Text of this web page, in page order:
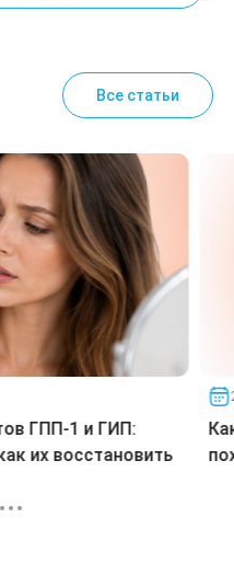
Все статьи
ГПП-1 и ГИП:
их восстановить